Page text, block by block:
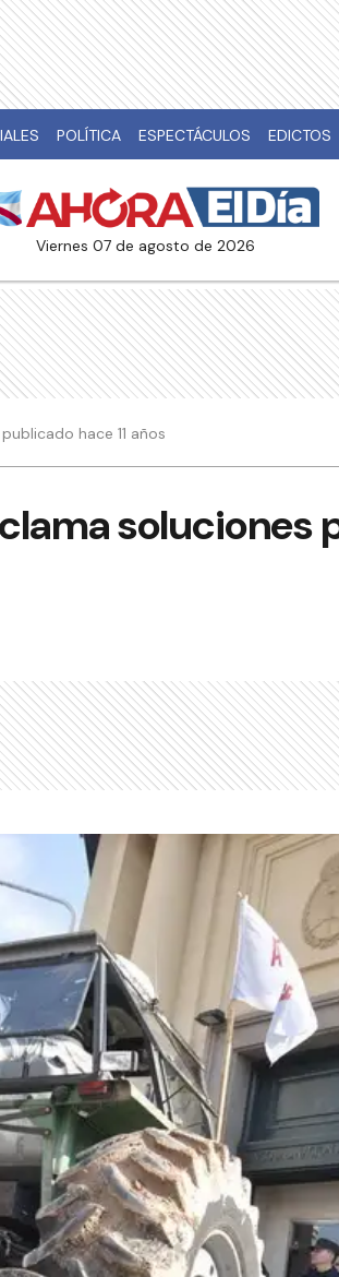
POLÍTICA ESPECTÁCULOS EDICTOS
viernes 07 de agosto de 2026
hace 11 años
soluciones